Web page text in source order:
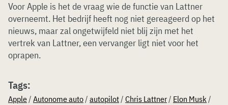
Voor Apple is het de vraag wie de functie van Lattner
overneemt. Het bedrijf heeft nog niet gereageerd op het
nieuws, maar zal ongetwijfeld niet blij zijn met het
vertrek van Lattner, een vervanger ligt niet voor het
oprapen.
Tags:
Apple/ Autonome auto/ autopilot/ Chris Lattner/ Elon Musk/